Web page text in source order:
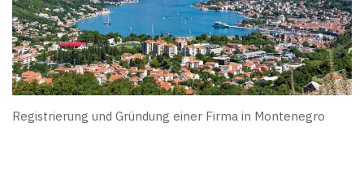
Registrierung und Gründung einer Firma in Montenegro